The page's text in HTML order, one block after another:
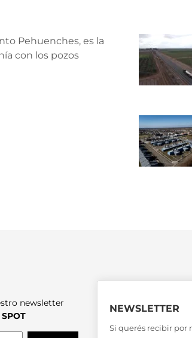
Pehuenches, es la
con los pozos
newsletter
SPOT
NEWSLETTER
Si querés recibir por